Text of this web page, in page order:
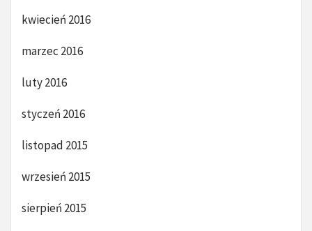
kwiecień 2016
marzec 2016
luty 2016
styczeń 2016
listopad 2015
wrzesień 2015
sierpień 2015